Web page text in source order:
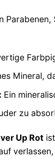
Mineral,
Ein
zu
Up Rot